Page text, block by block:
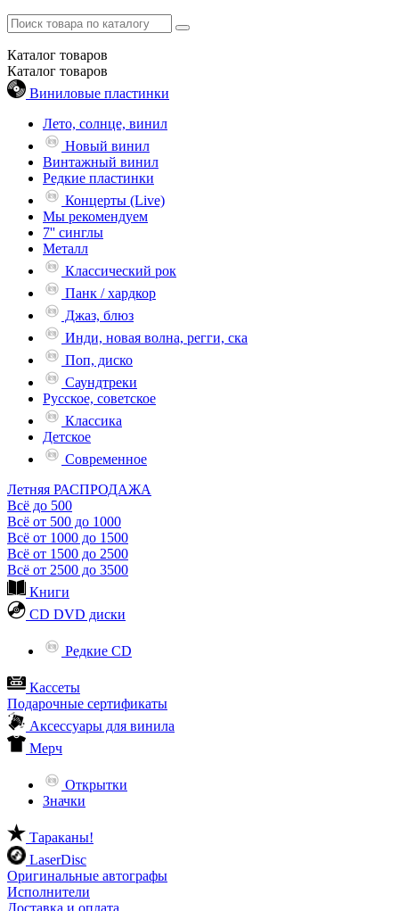
Каталог товаров
Каталог товаров
Виниловые пластинки
Лето, солнце, винил
Новый винил
Винтажный винил
Редкие пластинки
Концерты (Live)
Мы рекомендуем
7'' синглы
Металл
Классический рок
Панк / хардкор
Джаз, блюз
Инди, новая волна, регги, ска
Поп, диско
Саундтреки
Русское, советское
Классика
Детское
Современное
Летняя РАСПРОДАЖА
Всё до 500
Всё от 500 до 1000
Всё от 1000 до 1500
Всё от 1500 до 2500
Всё от 2500 до 3500
Книги
CD DVD диски
Редкие CD
Кассеты
Подарочные сертификаты
Аксессуары для винила
Мерч
Открытки
Значки
Тараканы!
LaserDisc
Оригинальные автографы
Исполнители
Доставка и оплата